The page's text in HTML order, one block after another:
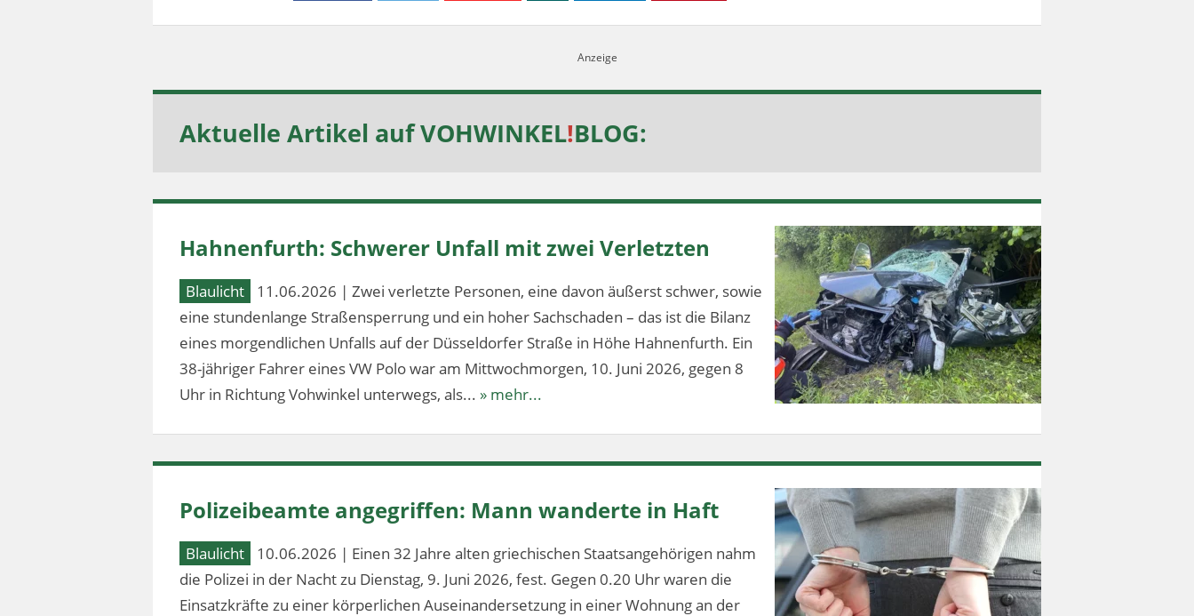
Aktuelle Artikel aufVOHWINKEL!BLOG:
Hahnenfurth: Schwerer Unfall mit zwei Verletzten
Blaulicht
11.06.2026 | Zwei verletzte Personen, eine davon äußerst schwer, sowie
eine stundenlange Straßensperrung und ein hoher Sachschaden – das ist die Bilanz
eines morgendlichen Unfalls auf der Düsseldorfer Straße in Höhe Hahnenfurth. Ein
38-jähriger Fahrer eines VW Polo war am Mittwochmorgen, 10. Juni 2026, gegen 8
Uhr in Richtung Vohwinkel unterwegs, als... » mehr...
Polizeibeamte angegriffen: Mann wanderte in Haft
Blaulicht
10.06.2026 | Einen 32 Jahre alten griechischen Staatsangehörigen nahm
die Polizei in der Nacht zu Dienstag, 9. Juni 2026, fest. Gegen 0.20 Uhr waren die
Einsatzkräfte zu einer körperlichen Auseinandersetzung in einer Wohnung an der